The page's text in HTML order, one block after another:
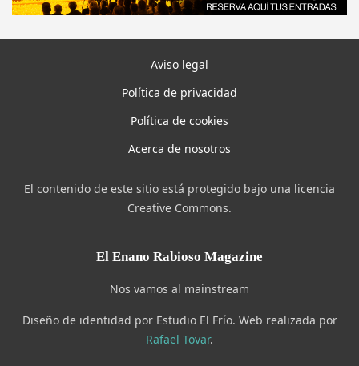
Aviso legal
Política de privacidad
Política de cookies
Acerca de nosotros
El contenido de este sitio está protegido bajo una licencia
Creative Commons.
El Enano Rabioso Magazine
Nos vamos al mainstream
Diseño de identidad por Estudio El Frío. Web realizada por
Rafael Tovar.